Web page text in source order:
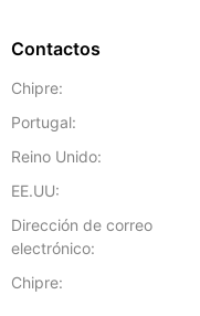
Contactos
Chipre:
Portugal:
Reino Unido:
EE.UU:
Dirección de correo
electrónico:
Chipre: